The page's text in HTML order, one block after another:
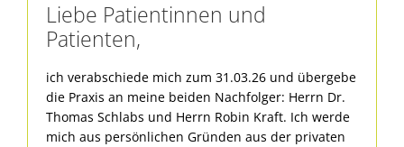
Liebe Patientinnen und
Patienten,
ich verabschiede mich zum 31.03.26 und übergebe
die Praxis an meine beiden Nachfolger: Herrn Dr.
Thomas Schlabs und Herrn Robin Kraft. Ich werde
mich aus persönlichen Gründen aus der privaten